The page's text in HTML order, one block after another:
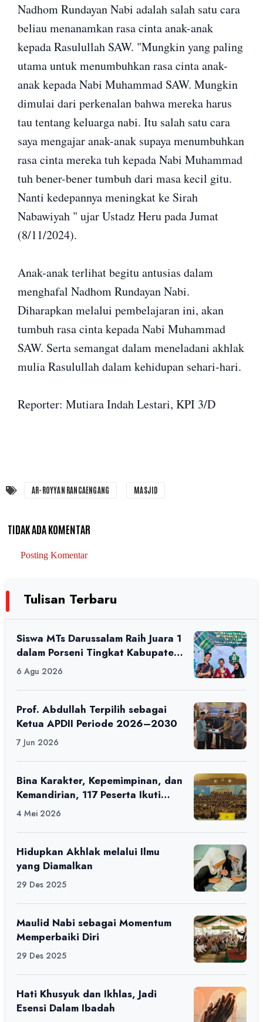
Nadhom Rundayan Nabi adalah salah satu cara
beliau menanamkan rasa cinta anak-anak
kepada Rasulullah SAW. "Mungkin yang paling
utama untuk menumbuhkan rasa cinta anak-
anak kepada Nabi Muhammad SAW. Mungkin
dimulai dari perkenalan bahwa mereka harus
tau tentang keluarga nabi. Itu salah satu cara
saya mengajar anak-anak supaya menumbuhkan
rasa cinta mereka tuh kepada Nabi Muhammad
tuh bener-bener tumbuh dari masa kecil gitu.
Nanti kedepannya meningkat ke Sirah
Nabawiyah " ujar Ustadz Heru pada Jumat
(8/11/2024).
Anak-anak terlihat begitu antusias dalam
menghafal Nadhom Rundayan Nabi.
Diharapkan melalui pembelajaran ini, akan
tumbuh rasa cinta kepada Nabi Muhammad
SAW. Serta semangat dalam meneladani akhlak
mulia Rasulullah dalam kehidupan sehari-hari.
Reporter: Mutiara Indah Lestari, KPI 3/D
AR-ROYYAN RANCAENGANG MASJID
TIDAK ADA KOMENTAR
Posting Komentar
Tulisan Terbaru
Siswa MTs Darussalam Raih Juara 1
dalam Porseni Tingkat Kabupaten
6 Agu 2026
Prof. Abdullah Terpilih sebagai
Ketua APDII Periode 2026–2030
7 Jun 2026
Bina Karakter, Kepemimpinan, dan
Kemandirian, 117 Peserta Ikuti
Alfaro Camp di MAN 1 Darussalam
4 Mei 2026
Hidupkan Akhlak melalui Ilmu
yang Diamalkan
29 Des 2025
Maulid Nabi sebagai Momentum
Memperbaiki Diri
29 Des 2025
Hati Khusyuk dan Ikhlas, Jadi
Esensi Dalam Ibadah